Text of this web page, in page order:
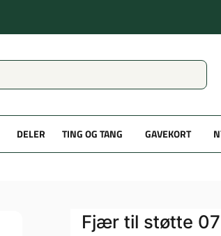
DELER TING OG TANG GAVEKORT
Fjær til støtte